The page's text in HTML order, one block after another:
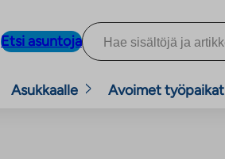
Etsi asuntoja
Asukkaalle Avoimet työpaikat